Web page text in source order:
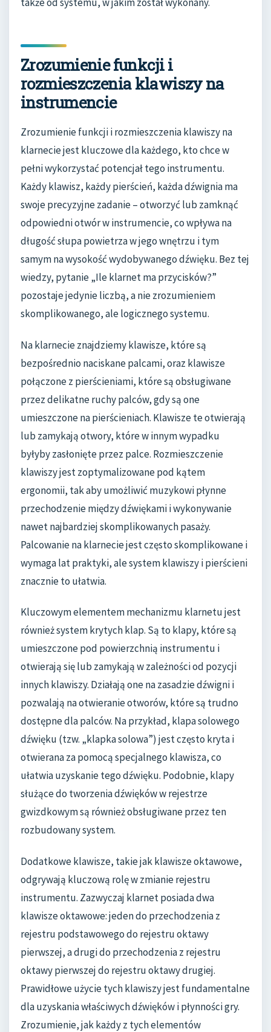
Zrozumienie funkcji i
rozmieszczenia klawiszy na
instrumencie
Zrozumienie funkcji i rozmieszczenia klawiszy na
klarnecie jest kluczowe dla każdego, kto chce w
pełni wykorzystać potencjał tego instrumentu.
Każdy klawisz, każdy pierścień, każda dźwignia ma
swoje precyzyjne zadanie – otworzyć lub zamknąć
odpowiedni otwór w instrumencie, co wpływa na
długość słupa powietrza w jego wnętrzu i tym
samym na wysokość wydobywanego dźwięku. Bez tej
wiedzy, pytanie „Ile klarnet ma przycisków?”
pozostaje jedynie liczbą, a nie zrozumieniem
skomplikowanego, ale logicznego systemu.
Na klarnecie znajdziemy klawisze, które są
bezpośrednio naciskane palcami, oraz klawisze
połączone z pierścieniami, które są obsługiwane
przez delikatne ruchy palców, gdy są one
umieszczone na pierścieniach. Klawisze te otwierają
lub zamykają otwory, które w innym wypadku
byłyby zasłonięte przez palce. Rozmieszczenie
klawiszy jest zoptymalizowane pod kątem
ergonomii, tak aby umożliwić muzykowi płynne
przechodzenie między dźwiękami i wykonywanie
nawet najbardziej skomplikowanych pasaży.
Palcowanie na klarnecie jest często skomplikowane i
wymaga lat praktyki, ale system klawiszy i pierścieni
znacznie to ułatwia.
Kluczowym elementem mechanizmu klarnetu jest
również system krytych klap. Są to klapy, które są
umieszczone pod powierzchnią instrumentu i
otwierają się lub zamykają w zależności od pozycji
innych klawiszy. Działają one na zasadzie dźwigni i
pozwalają na otwieranie otworów, które są trudno
dostępne dla palców. Na przykład, klapa solowego
dźwięku (tzw. „klapka solowa”) jest często kryta i
otwierana za pomocą specjalnego klawisza, co
ułatwia uzyskanie tego dźwięku. Podobnie, klapy
służące do tworzenia dźwięków w rejestrze
gwizdkowym są również obsługiwane przez ten
rozbudowany system.
Dodatkowe klawisze, takie jak klawisze oktawowe,
odgrywają kluczową rolę w zmianie rejestru
instrumentu. Zazwyczaj klarnet posiada dwa
klawisze oktawowe: jeden do przechodzenia z
rejestru podstawowego do rejestru oktawy
pierwszej, a drugi do przechodzenia z rejestru
oktawy pierwszej do rejestru oktawy drugiej.
Prawidłowe użycie tych klawiszy jest fundamentalne
dla uzyskania właściwych dźwięków i płynności gry.
Zrozumienie, jak każdy z tych elementów